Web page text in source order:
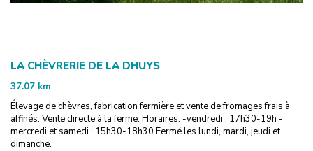
LA CHÈVRERIE DE LA DHUYS
37.07 km
Élevage de chèvres, fabrication fermière et vente de fromages frais à
affinés. Vente directe à la ferme. Horaires: -vendredi : 17h30-19h -
mercredi et samedi : 15h30-18h30 Fermé les lundi, mardi, jeudi et
dimanche.